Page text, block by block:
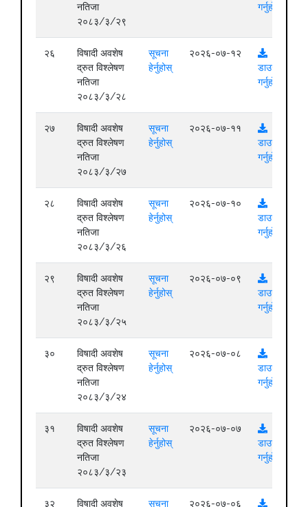
नतिजा
२०८३/३/२९
गर्नुहोस्
२६
विषादी अवशेष
द्रुत विश्लेषण
नतिजा
२०८३/३/२८
सूचना
हेर्नुहोस्
२०२६-०७-१२
डाउनलोड
गर्नुहोस्
२७
विषादी अवशेष
द्रुत विश्लेषण
नतिजा
२०८३/३/२७
सूचना
हेर्नुहोस्
२०२६-०७-११
डाउनलोड
गर्नुहोस्
२८
विषादी अवशेष
द्रुत विश्लेषण
नतिजा
२०८३/३/२६
सूचना
हेर्नुहोस्
२०२६-०७-१०
डाउनलोड
गर्नुहोस्
२९
विषादी अवशेष
द्रुत विश्लेषण
नतिजा
२०८३/३/२५
सूचना
हेर्नुहोस्
२०२६-०७-०९
डाउनलोड
गर्नुहोस्
३०
विषादी अवशेष
द्रुत विश्लेषण
नतिजा
२०८३/३/२४
सूचना
हेर्नुहोस्
२०२६-०७-०८
डाउनलोड
गर्नुहोस्
३१
विषादी अवशेष
द्रुत विश्लेषण
नतिजा
२०८३/३/२३
सूचना
हेर्नुहोस्
२०२६-०७-०७
डाउनलोड
गर्नुहोस्
३२
विषादी अवशेष
सूचना
२०२६-०७-०६